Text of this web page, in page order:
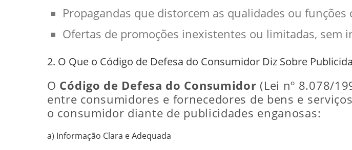
Propagandas que distorcem as qualidades ou
Ofertas de promoções inexistentes ou limitadas, sem
2. O Que o Código de Defesa do Consumidor Diz Sobre
O Código de Defesa do Consumidor (Lei nº 8.078/
entre consumidores e fornecedores de bens e
o consumidor diante de publicidades enganosas:
a) Informação Clara e Adequada